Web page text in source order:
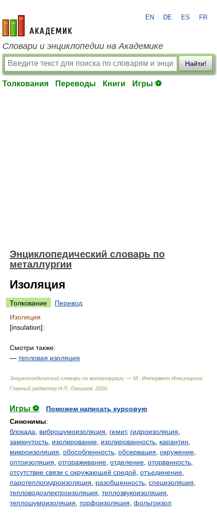
academic.ru
EN DE ES FR
Словари и энциклопедии на Академике
Найти!
Толкования Переводы Книги Игры ⚽
Энциклопедический словарь по
металлургии
Изоляция
Толкование
Перевод
Изоляция
[insulation]:
Смотри также:
— тепловая изоляция
Энциклопедический словарь по металлургии. — М.: Интермет Инжиниринг
Главный редактор Н.П. Лякишев 2000
Игры ⚽
Поможем написать курсовую
Синонимы:
блокада
виброшумоизоляция гемит, гидроизоляция
замкнутость изолирование изолированность карантин
микроизоляция обособленность обсервация окружение
оптоизоляция отгораживание отделение оторванность
отсутствие связи с окружающей средой отъединение
паротеплогидроизоляция
разобщенность специзоляция
тепловодоэлектроизоляция теплозвукоизоляция
теплошумоизоляция торфоизоляция фольгоизол